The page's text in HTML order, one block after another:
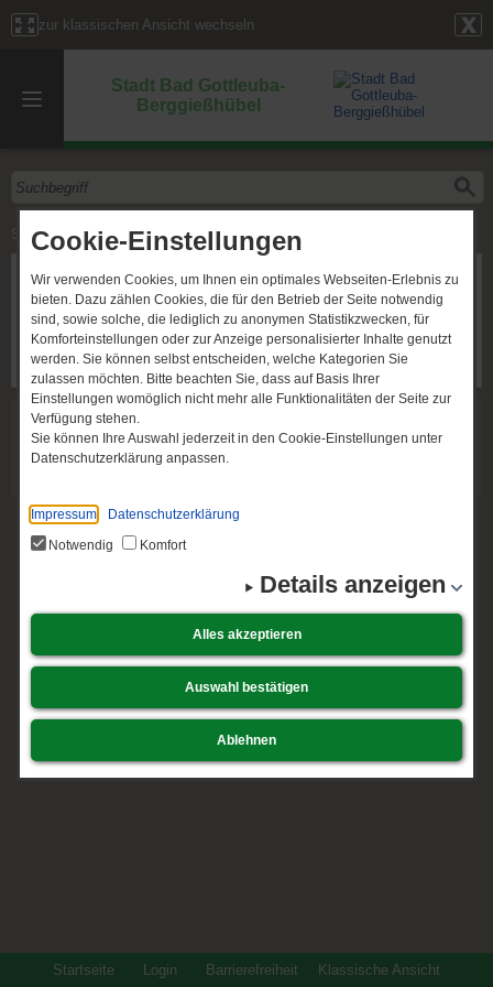
Cookie-Einstellungen
Wir verwenden Cookies, um Ihnen ein optimales Webseiten-Erlebnis zu
bieten. Dazu zählen Cookies, die für den Betrieb der Seite notwendig
sind, sowie solche, die lediglich zu anonymen Statistikzwecken, für
Komforteinstellungen oder zur Anzeige personalisierter Inhalte genutzt
werden. Sie können selbst entscheiden, welche Kategorien Sie
zulassen möchten. Bitte beachten Sie, dass auf Basis Ihrer
Einstellungen womöglich nicht mehr alle Funktionalitäten der Seite zur
Verfügung stehen.
Sie können Ihre Auswahl jederzeit in den Cookie-Einstellungen unter
Datenschutzerklärung anpassen.
Impressum
Datenschutzerklärung
Notwendig
Komfort
Details anzeigen
Alles akzeptieren
Auswahl bestätigen
Ablehnen
zur klassischen Ansicht wechseln
Stadt Bad Gottleuba-
Berggießhübel
Start »Nachrichten » Technischer Ausschuss am 02.06.2026, 18:00 Uhr
Technischer Ausschuss am
02.06.2026, 18:00 Uhr
Bad Gottleuba-Berggießhübel, den 22.​05.​2026
Ortsübliche Bekanntgabe
Weitere Informationen:
Downloads:
Herunterladen von: (pdf)
Startseite Login Barrierefreiheit Klassische Ansicht